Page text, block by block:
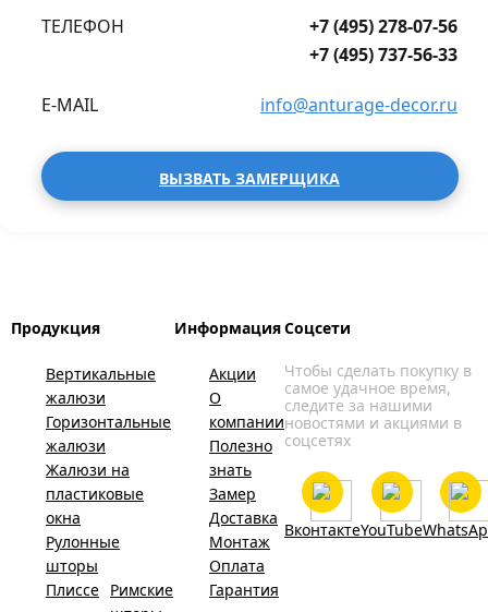
ТЕЛЕФОН
+7 (495) 278-07-56
+7 (495) 737-56-33
E-MAIL info@anturage-decor.ru
ВЫЗВАТЬ ЗАМЕРЩИКА
Продукция
Вертикальные
жалюзи
Горизонтальные
жалюзи
Жалюзи на
пластиковые
окна
Рулонные
шторы
Плиссе Римские
Информация
Акции
О
компании
Полезно
знать
Замер
Доставка
Монтаж
Оплата
Гарантия
Соцсети
Чтобы сделать покупку в
самое удачное время,
следите за нашими
новостями и акциями в
соцсетях
ВконтактеYouTube